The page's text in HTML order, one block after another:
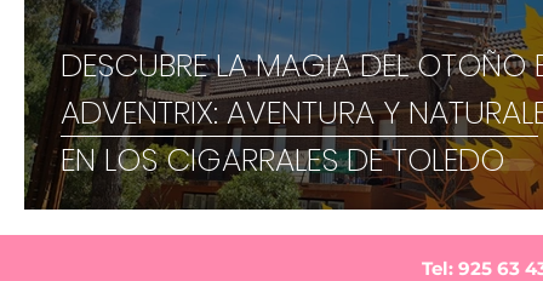
DESCUBRE LA MAGIA DEL OTOÑO
ADVENTRIX: AVENTURA Y
EN LOS CIGARRALES DE TOLEDO
Tel: 925 63